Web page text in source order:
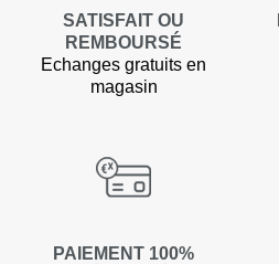
SATISFAIT OU
REMBOURSÉ
Echanges gratuits en
magasin
PAIEMENT 100%